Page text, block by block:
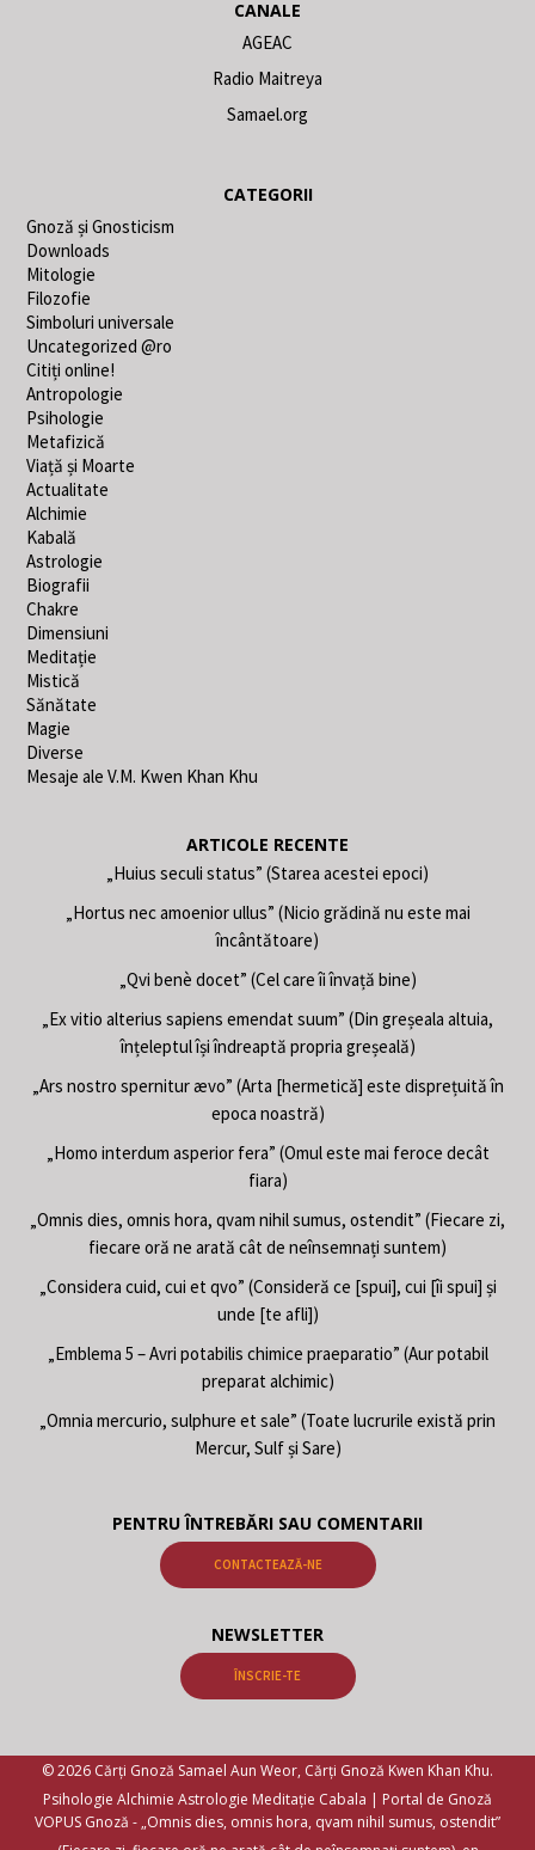
CANALE
AGEAC
Radio Maitreya
Samael.org
CATEGORII
Gnoză și Gnosticism
Downloads
Mitologie
Filozofie
Simboluri universale
Uncategorized @ro
Citiți online!
Antropologie
Psihologie
Metafizică
Viață și Moarte
Actualitate
Alchimie
Kabală
Astrologie
Biografii
Chakre
Dimensiuni
Meditație
Mistică
Sănătate
Magie
Diverse
Mesaje ale V.M. Kwen Khan Khu
ARTICOLE RECENTE
„Huius seculi status” (Starea acestei epoci)
„Hortus nec amoenior ullus” (Nicio grădină nu este mai
încântătoare)
„Qvi benè docet” (Cel care îi învață bine)
„Ex vitio alterius sapiens emendat suum” (Din greșeala altuia,
înțeleptul își îndreaptă propria greșeală)
„Ars nostro spernitur ævo” (Arta [hermetică] este disprețuită în
epoca noastră)
„Homo interdum asperior fera” (Omul este mai feroce decât
fiara)
„Omnis dies, omnis hora, qvam nihil sumus, ostendit” (Fiecare zi,
fiecare oră ne arată cât de neînsemnați suntem)
„Considera cuid, cui et qvo” (Consideră ce [spui], cui [îi spui] și
unde [te afli])
„Emblema 5 – Avri potabilis chimice praeparatio” (Aur potabil
preparat alchimic)
„Omnia mercurio, sulphure et sale” (Toate lucrurile există prin
Mercur, Sulf și Sare)
PENTRU ÎNTREBĂRI SAU COMENTARII
CONTACTEAZĂ-NE
NEWSLETTER
ÎNSCRIE-TE
© 2026 Cărți Gnoză Samael Aun Weor, Cărți Gnoză Kwen Khan Khu.
Psihologie Alchimie Astrologie Meditație Cabala | Portal de Gnoză
VOPUS Gnoză - „Omnis dies, omnis hora, qvam nihil sumus, ostendit”